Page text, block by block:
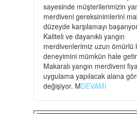
sayesinde müşterilerimizin
merdiveni gereksinimlerini
düzeyde karşılamayı
Kaliteli ve dayanıklı yangın
merdivenlerimiz uzun ömürlü
deneyimini mümkün hale
Makaralı yangın merdiveni
uygulama yapılacak alana
değişiyor. MDEVAMI